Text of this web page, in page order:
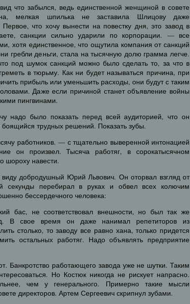
что забылся, ведь единственной женщиной в совете
мелкая шпилька не заставила Шлицову даже
что хочу вынести на повестку дня, это завод в
санкции сильно ударили по корпорации. — все
хотя единственное, что ощутила компания от санкций
гребли деньги, стала на тысячную долю грамма легче.
под шумок санкций можно было сделать то, за что в
в тюрьму. Как ни будет называться причина, при
прибыль или уменьшить расходы, они будут с таким
Даже если причиной станет объявление войны
пингвинами.
надо было показать перед всей аудиторией, что он
трудных решений. Показать зубы.
работников. — с тщательно выверенной интонацией
он произвел. Тысяча работяг, в сорокатысячном
шороху навести.
добродушный Юрий Львович. Он оторвал взгляд от
секунды перебирал в руках и обвел всех колючим
бессердечного человека:
бас, не соответствовал внешности, но был так же
В свое время он даже нанимал репетиторов из
столько, то заводу все равно хана, только придется
остальных работяг. Надо объявлять предприятие
Банкротство работающего завода уже не шутки. Таким
Но Костюк никогда не рискует напрасно.
чем у генерального. Примерно такие мысли
директоров. Артем Сергеевич скрипнул зубами.